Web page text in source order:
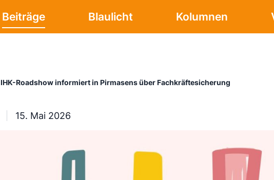
Beiträge Blaulicht Kolumnen
IHK-Roadshow informiert in Pirmasens über Fachkräftesicherung
15. Mai 2026